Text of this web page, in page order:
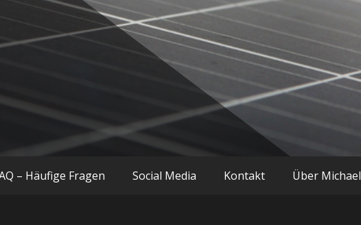
Technik und mehr
– Häufige Fragen Social Media Kontakt Über Michael